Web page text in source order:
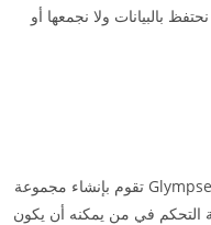
بالبيانات ولا نجمعها أو
مجموعات Glympse الخاصة هي ميزة في Glympse تقوم بإنشاء مجموعة
التحكم في من يمكنه أن يكون